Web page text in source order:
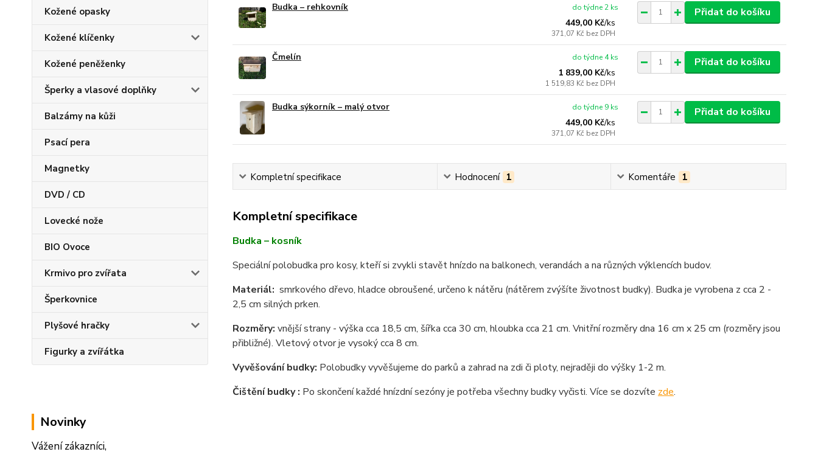
Kožené opasky
Kožené klíčenky
Kožené peněženky
Šperky a vlasové doplňky
Balzámy na kůži
Psací pera
Magnetky
DVD / CD
Lovecké nože
BIO Ovoce
Krmivo pro zvířata
Šperkovnice
Plyšové hračky
Figurky a zvířátka
Novinky
Vážení zákazníci,
Budka – rehkovník
449,00 Kč/ks
371,07 Kč bez DPH
do týdne 2 ks Přidat do košíku
Čmelín
1 839,00 Kč/ks
1 519,83 Kč bez DPH
do týdne 4 ks Přidat do košíku
Budka sýkorník – malý otvor
449,00 Kč/ks
371,07 Kč bez DPH
do týdne 9 ks Přidat do košíku
Kompletní specifikace Hodnocení 1 Komentáře 1
Kompletní specifikace
Budka – kosník
Speciální polobudka pro kosy, kteří si zvykli stavět hnízdo na balkonech, verandách a na různých výklencích budov.
Materiál: smrkového dřevo, hladce obroušené, určeno k nátěru (nátěrem zvýšíte životnost budky). Budka je vyrobena z cca 2 -
2,5 cm silných prken.
Rozměry: vnější strany - výška cca 18,5 cm, šířka cca 30 cm, hloubka cca 21 cm. Vnitřní rozměry dna 16 cm x 25 cm (rozměry jsou
přibližné). Vletový otvor je vysoký cca 8 cm.
Vyvěšování budky: Polobudky vyvěšujeme do parků a zahrad na zdi či ploty, nejraději do výšky 1-2 m.
Čištění budky : Po skončení každé hnízdní sezóny je potřeba všechny budky vyčisti. Více se dozvíte zde.